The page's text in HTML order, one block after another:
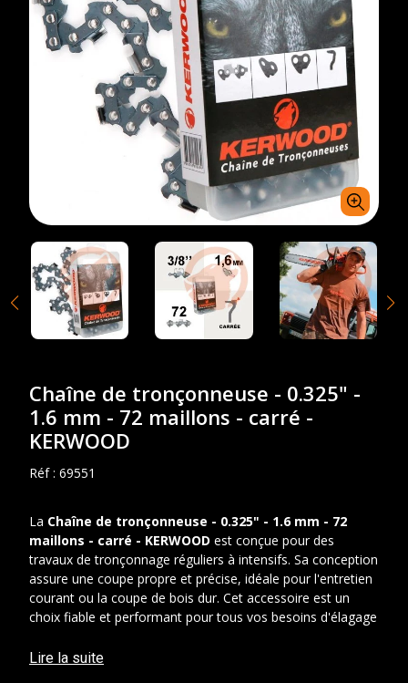
Chaîne de tronçonneuse - 0.325" -
1.6 mm - 72 maillons - carré -
KERWOOD
Réf : 69551
La Chaîne de tronçonneuse - 0.325" - 1.6 mm - 72
maillons - carré - KERWOOD est conçue pour des
travaux de tronçonnage réguliers à intensifs. Sa conception
assure une coupe propre et précise, idéale pour l'entretien
courant ou la coupe de bois dur. Cet accessoire est un
choix fiable et performant pour tous vos besoins d'élagage
grèvera pas votre portefeuille, offrant une solution durable
Lire la suite